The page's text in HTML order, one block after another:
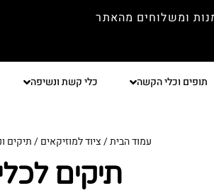
ומשלוחים מהאתר
תופים וכלי הקשה כלי קשת ונשיפה
עמוד הבית/ציוד למוזיקאים/תיקים
תיקים